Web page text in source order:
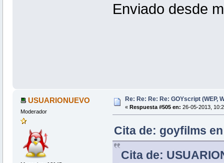
Enviado desde
USUARIONUEVO
Moderador
Re: Re: Re: Re: GOYscript (WEP,
« Respuesta #505 en: 26-05-2013,
Cita de: goyfilms
Cita de: